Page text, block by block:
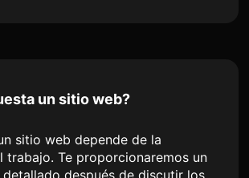
un sitio web?
sitio web depende de la
trabajo. Te proporcionaremos un